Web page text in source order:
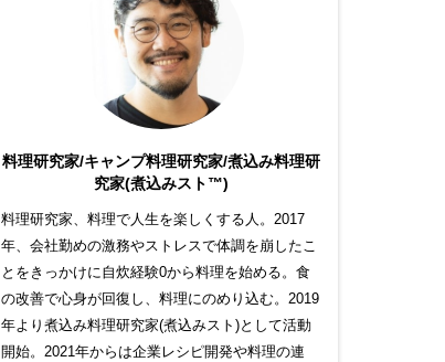
料理研究家/キャンプ料理研究家/煮込み料理研
究家(煮込みスト™)
料理研究家、料理で人生を楽しくする人。2017
年、会社勤めの激務やストレスで体調を崩したこ
とをきっかけに自炊経験0から料理を始める。食
の改善で心身が回復し、料理にのめり込む。2019
年より煮込み料理研究家(煮込みスト)として活動
開始。2021年からは企業レシピ開発や料理の連